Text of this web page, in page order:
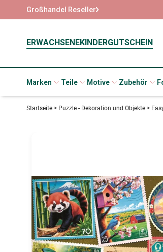
Großhandel Reseller
ERWACHSENEKINDERGUTSCHEIN
Marken Teile Motive Zubehör
Startseite > Puzzle - Dekoration und Objekte >